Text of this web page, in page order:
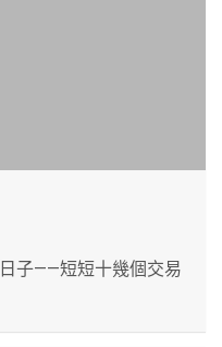
子——短短十幾個交易